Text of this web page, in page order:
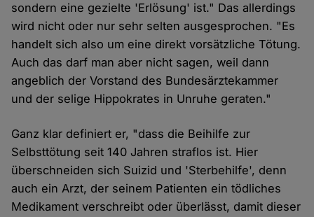
sondern eine gezielte 'Erlösung' ist." Das allerdings
wird nicht oder nur sehr selten ausgesprochen. "Es
handelt sich also um eine direkt vorsätzliche Tötung.
Auch das darf man aber nicht sagen, weil dann
angeblich der Vorstand des Bundesärztekammer
und der selige Hippokrates in Unruhe geraten."
Ganz klar definiert er, "dass die Beihilfe zur
Selbsttötung seit 140 Jahren straflos ist. Hier
überschneiden sich Suizid und 'Sterbehilfe', denn
auch ein Arzt, der seinem Patienten ein tödliches
Medikament verschreibt oder überlässt, damit dieser